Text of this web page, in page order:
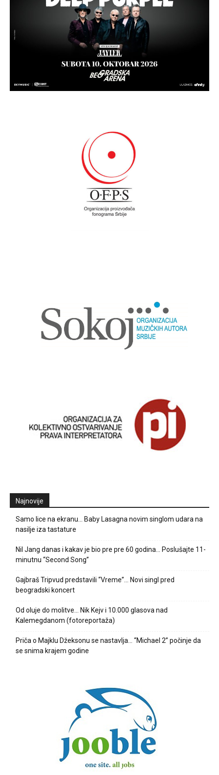
Najnovije
Samo lice na ekranu… Baby Lasagna novim singlom udara na
nasilje iza tastature
Nil Jang danas i kakav je bio pre pre 60 godina… Poslušajte 11-
minutnu “Second Song”
Gajbraš Tripvud predstavili “Vreme”… Novi singl pred
beogradski koncert
Od oluje do molitve… Nik Kejv i 10.000 glasova nad
Kalemegdanom (fotoreportaža)
Priča o Majklu Džeksonu se nastavlja… “Michael 2” počinje da
se snima krajem godine